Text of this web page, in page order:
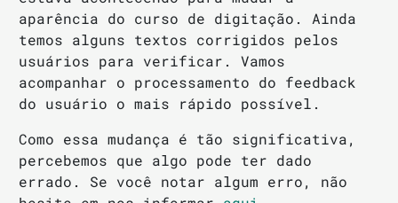
aparência do curso de digitação. Ainda
temos alguns textos corrigidos pelos
usuários para verificar. Vamos
acompanhar o processamento do feedback
do usuário o mais rápido possível.
Como essa mudança é tão significativa,
percebemos que algo pode ter dado
errado. Se você notar algum erro, não